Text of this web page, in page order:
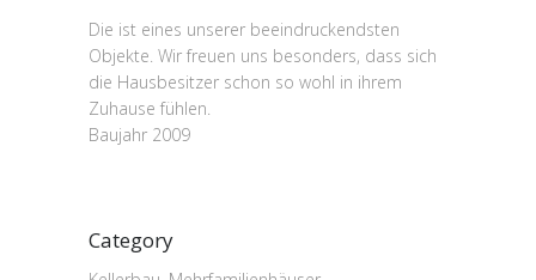
Die ist eines unserer beeindruckendsten
Objekte. Wir freuen uns besonders, dass sich
die Hausbesitzer schon so wohl in ihrem
Zuhause fühlen.
Baujahr 2009
Category